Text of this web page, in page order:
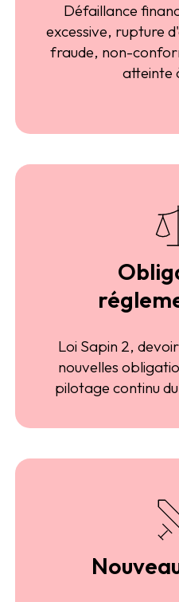
Défaillance
excessive, rupture
fraude, non-
atteinte
Loi Sapin 2,
nouvelles
pilotage continu